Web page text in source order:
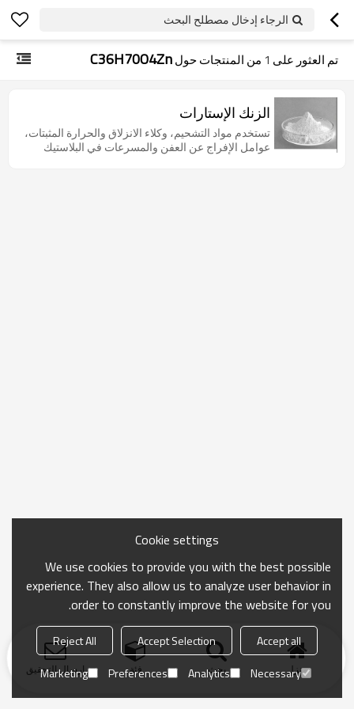
الرجاء إدخال مصطلح البحث
تم العثور على 1 من المنتجات حولC36H70O4Zn
الزنك الإستارات
تستخدم مواد التشحيم، وكلاء الانزلاق والحرارة المثبتات،
عوامل الإفراج عن العفن والمسرعات في البلاستيك
منزل بحث فئة ارسال التحقيق
Cookie settings
We use cookies to provide you with the best possible
experience. They also allow us to analyze user behavior in
order to constantly improve the website for you.
Accept all
Accept Selection
Reject All
Necessary
Analytics
Preferences
Marketing